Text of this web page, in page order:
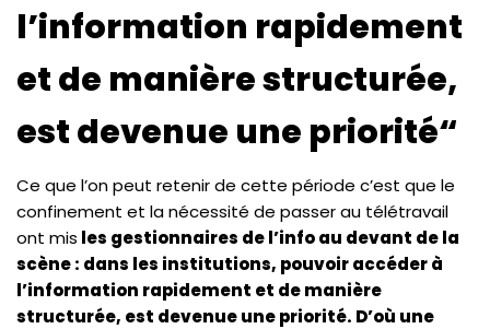
l’information rapidement
et de manière structurée,
est devenue une priorité“
Ce que l’on peut retenir de cette période c’est que le
confinement et la nécessité de passer au télétravail
ont mis les gestionnaires de l’info au devant de la
scène : dans les institutions, pouvoir accéder à
l’information rapidement et de manière
structurée, est devenue une priorité. D’où une